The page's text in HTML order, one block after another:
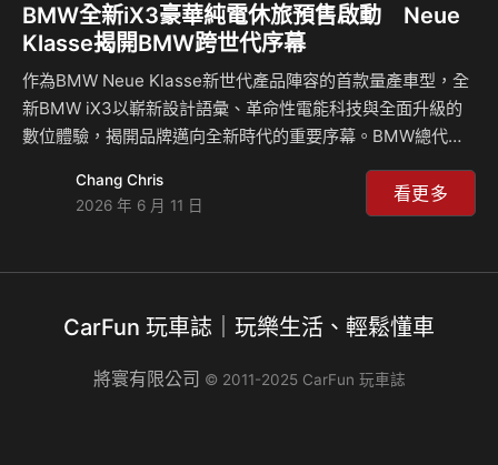
BMW全新iX3豪華純電休旅預售啟動 Neue
Klasse揭開BMW跨世代序幕
作為BMW Neue Klasse新世代產品陣容的首款量產車型，全
新BMW iX3以嶄新設計語彙、革命性電能科技與全面升級的
數位體驗，揭開品牌邁向全新時代的重要序幕。BMW總代理
導入BMW iX3 40 M Sport與BMW iX3 50 xDrive M Sport
兩款車型，預售價格分別為新台幣280萬元與325萬元。 跨世
BMW以劃時代的「Neue Klasse」車系重新定義豪華運動房
車產業的演進方向。而今，BMW再度喚醒…
Chang Chris
2026 年 6 月 11 日
看更多
CarFun 玩車誌｜玩樂生活、輕鬆懂車
將寰有限公司 © 2011-2025 CarFun 玩車誌